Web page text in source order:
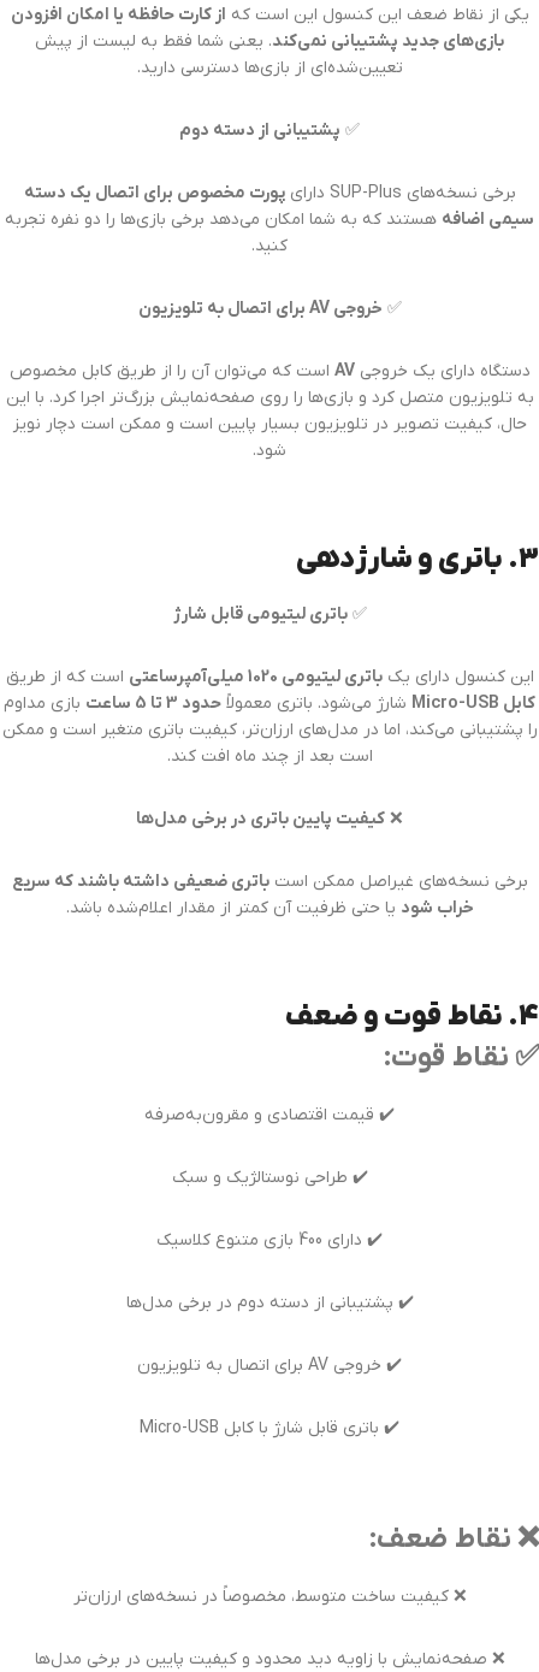
یکی از نقاط ضعف این کنسول این است که از کارت حافظه یا امکان افزودن
بازی‌های جدید پشتیبانی نمی‌کند. یعنی شما فقط به لیست از پیش
تعیین‌شده‌ای از بازی‌ها دسترسی دارید.
✅ پشتیبانی از دسته دوم
برخی نسخه‌های SUP-Plus دارای
پورت مخصوص برای اتصال یک دسته
سیمی اضافه هستند که به شما امکان می‌دهد برخی بازی‌ها را دو نفره تجربه
کنید.
✅ خروجی AV برای اتصال به تلویزیون
دستگاه دارای یک خروجیAV است که می‌توان آن را از طریق کابل مخصوص
به تلویزیون متصل کرد و بازی‌ها را روی صفحه‌نمایش بزرگ‌تر اجرا کرد. با این
حال، کیفیت تصویر در تلویزیون بسیار پایین است و ممکن است دچار نویز
شود.
3. باتری و شارژدهی
✅باتری لیتیومی قابل شارژ
این کنسول دارای یکباتری لیتیومی 1020 میلی‌آمپرساعتی
است که از طریق
کابل Micro-USB
شارژ می‌شود. باتری معمولاً حدود 3 تا 5 ساعت
بازی مداوم
را پشتیبانی می‌کند، اما در مدل‌های ارزان‌تر، کیفیت باتری متغیر است و ممکن
است بعد از چند ماه افت کند.
❌ کیفیت پایین باتری در برخی مدل‌ها
برخی نسخه‌های غیراصل ممکن استباتری ضعیفی داشته باشند که سریع
خراب شود یا حتی ظرفیت آن کمتر از مقدار اعلام‌شده باشد.
4. نقاط قوت و ضعف
✅ نقاط قوت:
✔️ قیمت اقتصادی و مقرون‌به‌صرفه
✔️ طراحی نوستالژیک و سبک
✔️ دارای 400 بازی متنوع کلاسیک
✔️ پشتیبانی از دسته دوم در برخی مدل‌ها
✔️ خروجی AV برای اتصال به تلویزیون
✔️ باتری قابل شارژ با کابل Micro-USB
❌ نقاط ضعف:
❌ کیفیت ساخت متوسط، مخصوصاً در نسخه‌های ارزان‌تر
❌ صفحه‌نمایش با زاویه دید محدود و کیفیت پایین در برخی مدل‌ها